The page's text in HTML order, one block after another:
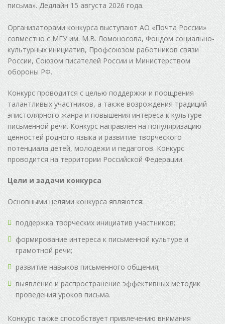
письма». Дедлайн 15 августа 2026 года.
Организаторами конкурса выступают АО «Почта России»
совместно с МГУ им. М.В. Ломоносова, Фондом социально-
культурных инициатив, Профсоюзом работников связи
России, Союзом писателей России и Министерством
обороны РФ.
Конкурс проводится с целью поддержки и поощрения
талантливых участников, а также возрождения традиций
эпистолярного жанра и повышения интереса к культуре
письменной речи. Конкурс направлен на популяризацию
ценностей родного языка и развитие творческого
потенциала детей, молодёжи и педагогов. Конкурс
проводится на территории Российской Федерации.
Цели и задачи конкурса
Основными целями конкурса являются:
поддержка творческих инициатив участников;
формирование интереса к письменной культуре и
грамотной речи;
развитие навыков письменного общения;
выявление и распространение эффективных методик
проведения уроков письма.
Конкурс также способствует привлечению внимания